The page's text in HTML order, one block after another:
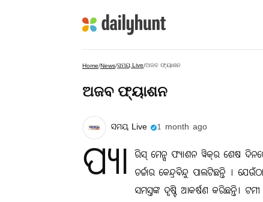
Home/News/ସମୟ Live/ଅଜବ ଫ୍ୟାଶନ
ଅଜବ ଫ୍ୟାଶନ
ସମୟ Live 1 month ago
ପ୍ୟା ରିସ୍ ମେନ୍ସ ଫ୍ୟାଶନ ୱିକ୍‌ର ଶେଷ
ଚର୍ଚ୍ଚାର କେନ୍ଦ୍ରବିନ୍ଦୁ ପାଲଟିଛନ୍ତି ।
ସମସ୍ତଙ୍କ ଦୃଷ୍ଟି ଆକର୍ଷଣ କରିଛନ୍ତି।